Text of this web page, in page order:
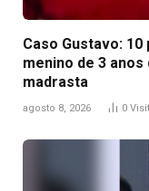
Caso Gustavo:
menino de 3
madrasta
agosto 8, 2026 0